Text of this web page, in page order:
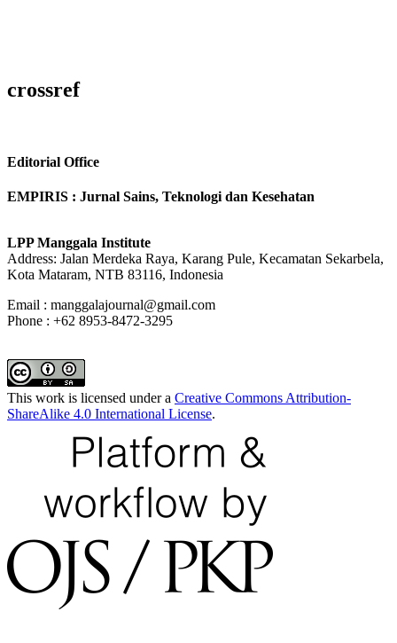
crossref
Editorial Office
EMPIRIS : Jurnal Sains, Teknologi dan Kesehatan
LPP Manggala Institute
Address: Jalan Merdeka Raya, Karang Pule, Kecamatan Sekarbela,
Kota Mataram, NTB 83116, Indonesia
Email : manggalajournal@gmail.com
Phone : +62 8953-8472-3295
This work is licensed under a Creative Commons Attribution-
ShareAlike 4.0 International License.